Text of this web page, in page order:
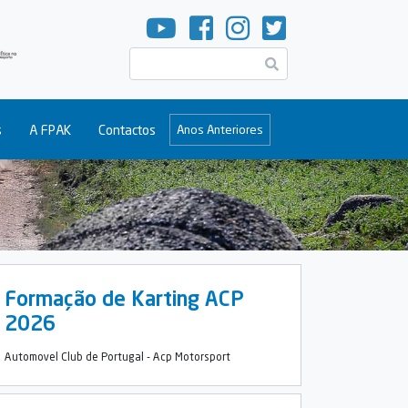
A FPAK Contactos Anos Anteriores
Formação de Karting ACP
2026
Automovel Club de Portugal - Acp Motorsport